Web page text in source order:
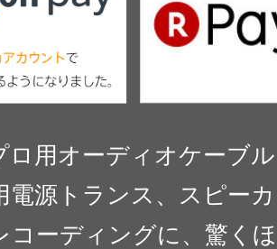
ロ用オーディオケーブ
電源トランス、スピー
コーディングに、驚く